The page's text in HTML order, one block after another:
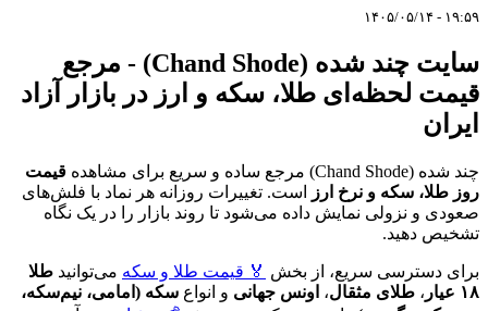
۱۹:۵۹ - ۱۴۰۵/۰۵/۱۴
سایت چند شده (Chand Shode) - مرجع
قیمت لحظه‌ای طلا، سکه و ارز در بازار آزاد
ایران
چند شده (Chand Shode) مرجع ساده و سریع برای مشاهده
قیمت
روز طلا، سکه و نرخ ارز
است. تغییرات روزانه هر نماد با فلش‌های
صعودی و نزولی نمایش داده می‌شود تا روند بازار را در یک نگاه
تشخیص دهید.
برای دسترسی سریع، از بخش 🏅 قیمت طلا و سکه می‌توانید طلا
۱۸ عیار
، طلای مثقال، اونس جهانی و انواع سکه (امامی، نیم‌سکه،